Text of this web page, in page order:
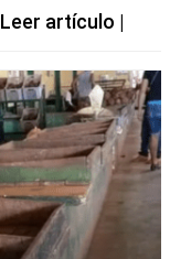
Leer artículo